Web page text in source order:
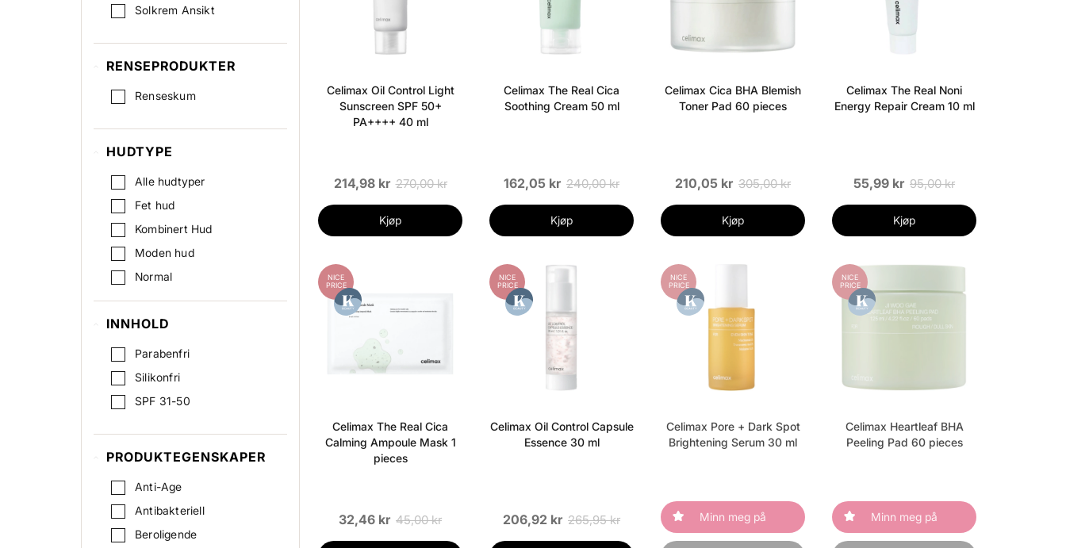
Skrubb / Peeling
Solkrem Ansikt
RENSEPRODUKTER
Renseskum
HUDTYPE
Alle hudtyper
Fet hud
Kombinert Hud
Moden hud
Normal
Pigmentert hud
Sensitiv Hud
Tørr hud
Uren hud
INNHOLD
Parabenfri
Silikonfri
SPF 31-50
PRODUKTEGENSKAPER
Anti-Age
Antibakteriell
Beroligende
Celimax Oil Control Light
Sunscreen SPF 50+
PA++++ 40 ml
214,98 kr 270,00 kr
Kjøp
Celimax The Real Cica
Soothing Cream 50 ml
162,05 kr 240,00 kr
Kjøp
Celimax Cica BHA Blemish
Toner Pad 60 pieces
210,05 kr 305,00 kr
Kjøp
Celimax The Real Noni
Energy Repair Cream 10 ml
55,99 kr 95,00 kr
Kjøp
NICE
PRICE
Celimax The Real Cica
Calming Ampoule Mask 1
pieces
32,46 kr 45,00 kr
NICE
PRICE
Celimax Oil Control Capsule
Essence 30 ml
206,92 kr 265,95 kr
NICE
PRICE
Celimax Pore + Dark Spot
Brightening Serum 30 ml
Minn meg på
NICE
PRICE
Celimax Heartleaf BHA
Peeling Pad 60 pieces
Minn meg på